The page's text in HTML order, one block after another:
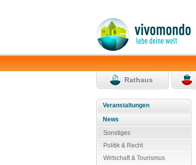
Rathaus
Veranstaltungen
News
Sonstiges
Politik & Recht
Wirtschaft & Tourismus